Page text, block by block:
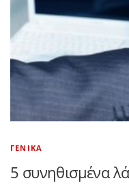
ΓΕΝΙΚΆ
5 συνηθισμένα